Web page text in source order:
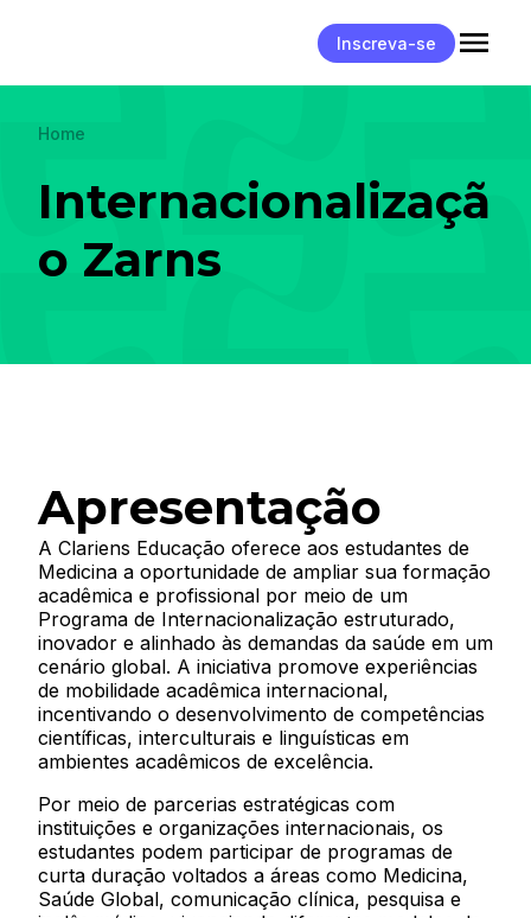
Inscreva-se
Home
Internacionalizaçã
o Zarns
Apresentação
A Clariens Educação oferece aos estudantes de
Medicina a oportunidade de ampliar sua formação
acadêmica e profissional por meio de um
Programa de Internacionalização estruturado,
inovador e alinhado às demandas da saúde em um
cenário global. A iniciativa promove experiências
de mobilidade acadêmica internacional,
incentivando o desenvolvimento de competências
científicas, interculturais e linguísticas em
ambientes acadêmicos de excelência.
Por meio de parcerias estratégicas com
instituições e organizações internacionais, os
estudantes podem participar de programas de
curta duração voltados a áreas como Medicina,
Saúde Global, comunicação clínica, pesquisa e